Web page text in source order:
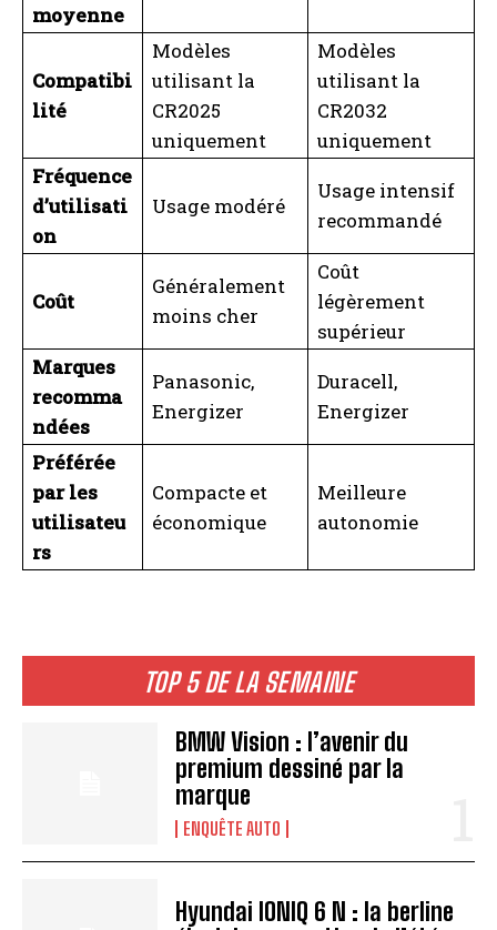
TOP 5 DE LA SEMAINE
BMW Vision : l’avenir du
premium dessiné par la
marque
ENQUÊTE AUTO
Hyundai IONIQ 6 N : la berline
moyenne
Compatibi
lité
Modèles
utilisant la
CR2025
uniquement
Modèles
utilisant la
CR2032
uniquement
Fréquence
d’utilisati
on
Usage modéré
Usage intensif
recommandé
Coût
Généralement
moins cher
Coût
légèrement
supérieur
Marques
recomma
ndées
Panasonic,
Energizer
Duracell,
Energizer
Préférée
par les
utilisateu
rs
Compacte et
économique
Meilleure
autonomie